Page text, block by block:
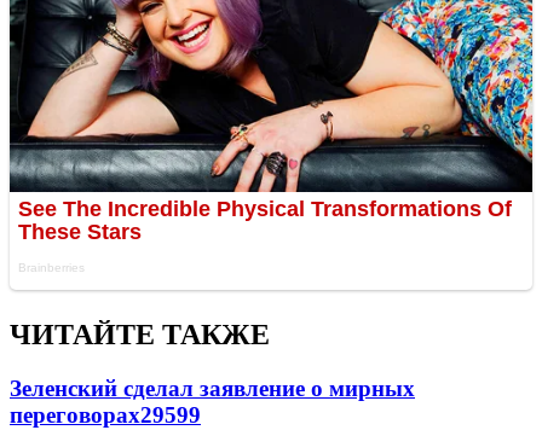
ЧИТАЙТЕ ТАКЖЕ
Зеленский сделал заявление о мирных
переговорах29599